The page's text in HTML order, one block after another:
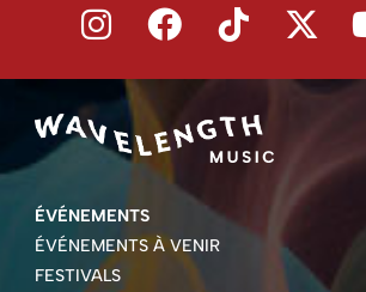
ÉVÉNEMENTS
ÉVÉNEMENTS À VENIR
FESTIVALS